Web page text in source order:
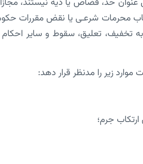
حد، قضاص یا دیه نیستند،
محرمات شرعـی یا نقض مقررات
به تخفیف، تعلیق، سقوط و سایر
زیر را مدنظر قرار دهد:
جرم؛